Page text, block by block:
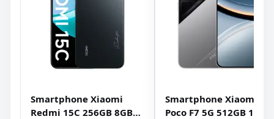
Smartphone Xiaomi
Redmi 15C 256GB 8GB
Smartphone Xiaomi
Poco F7 5G 512GB 12GB